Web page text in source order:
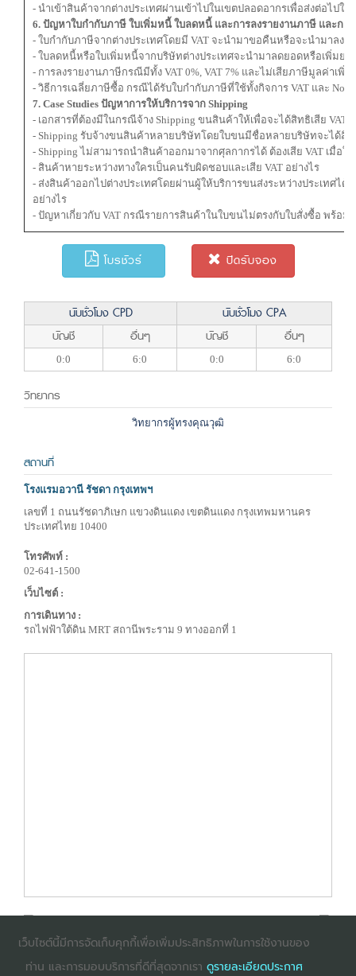
- นำเข้าสินค้าจากต่างประเทศผ่านเข้าไปในเขตปลอดอากรเพื่อส่งต่อไปให้
6. ปัญหาใบกำกับภาษี ใบเพิ่มหนี้ ใบลดหนี้ และการลงรายงานภาษี และกา
- ใบกํากับภาษีจากต่างประเทศโดยมี VAT จะนํามาขอคืนหรือจะนํามาลงร
- ใบลดหนี้หรือใบเพิ่มหนี้จากบริษัทต่างประเทศจะนํามาลดยอดหรือเพิ่มยอ
- การลงรายงานภาษีกรณีมีทั้ง VAT 0%, VAT 7% และไม่เสียภาษีมูลค่าเพิ่ม
- วิธีการเฉลี่ยภาษีซื้อ กรณีได้รับใบกำกับภาษีที่ใช้ทั้งกิจการ VAT และ Non
7. Case Studies ปัญหาการให้บริการจาก Shipping
- เอกสารที่ต้องมีในกรณีจ้าง Shipping ขนสินค้าให้เพื่อจะได้สิทธิเสีย VAT 0
- Shipping รับจ้างขนสินค้าหลายบริษัทโดยใบขนมีชื่อหลายบริษัทจะได้สิท
- Shipping ไม่สามารถนำสินค้าออกมาจากศุลกากรได้ ต้องเสีย VAT เมื่อใด
- สินค้าหายระหว่างทางใครเป็นคนรับผิดชอบและเสีย VAT อย่างไร
- ส่งสินค้าออกไปต่างประเทศโดยผ่านผู้ให้บริการขนส่งระหว่างประเทศได้
อย่างไร
- ปัญหาเกี่ยวกับ VAT กรณีรายการสินค้าในใบขนไม่ตรงกับใบสั่งซื้อ พร้อม
โบรชัวร์ ปิดรับจอง
นับชั่วโมง CPD
นับชั่วโมง CPA
บัญชี
อื่นๆ บัญชี อื่นๆ
0:0 6:0 0:0 6:0
วิทยากร
วิทยากรผู้ทรงคุณวุฒิ
สถานที่
โรงแรมอวานี รัชดา กรุงเทพฯ
เลขที่ 1 ถนนรัชดาภิเษก แขวงดินแดง เขตดินแดง กรุงเทพมหานคร
ประเทศไทย 10400
โทรศัพท์ :
02-641-1500
เว็บไซต์ :
การเดินทาง :
รถไฟฟ้าใต้ดิน MRT สถานีพระราม 9 ทางออกที่ 1
เว็บไซต์นี้มีการจัดเก็บคุกกี้เพื่อเพิ่มประสิทธิภาพในการใช้งานของ
ท่าน และการมอบบริการที่ดีที่สุดจากเรา ดูรายละเอียดประกาศ